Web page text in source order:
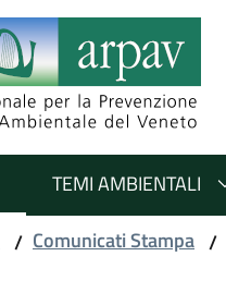
TEMI AMBIENTALI
/ Comunicati Stampa /